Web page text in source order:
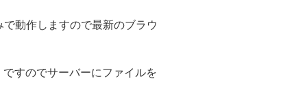
動作しますので最新のブラウ
すのでサーバーにファイルを